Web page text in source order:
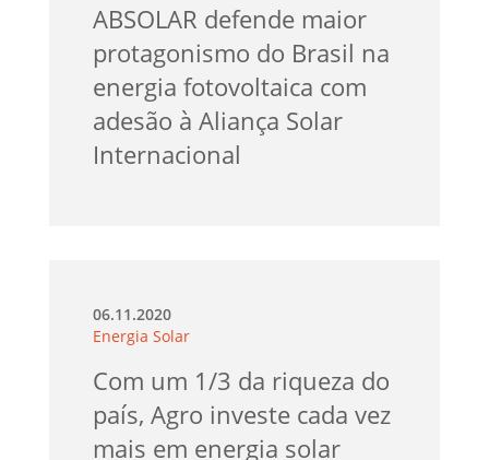
ABSOLAR defende maior
protagonismo do Brasil na
energia fotovoltaica com
adesão à Aliança Solar
Internacional
06.11.2020
Energia Solar
Com um 1/3 da riqueza do
país, Agro investe cada vez
mais em energia solar